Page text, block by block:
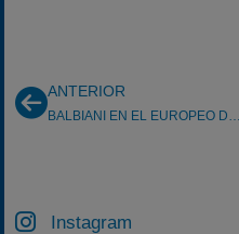
ANTERIOR
Instagram